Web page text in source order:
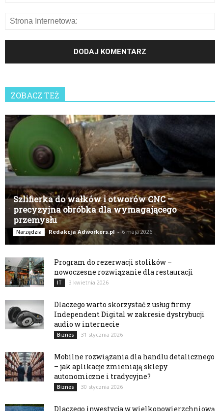
ZOBACZ TEŻ
Szlifierka do wałków i otworów CNC –
precyzyjna obróbka dla wymagającego
przemysłu
Narzędzia Redakcja Adworkers.pl - 6 maja 2026
Program do rezerwacji stolików –
nowoczesne rozwiązanie dla restauracji
IT 3 kwietnia 2026
Dlaczego warto skorzystać z usług firmy
Independent Digital w zakresie dystrybucji
audio w internecie
Biznes 31 stycznia 2026
Mobilne rozwiązania dla handlu detalicznego
– jak aplikacje zmieniają sklepy
autonomiczne i tradycyjne?
Biznes 30 stycznia 2026
Dlaczego inwestycja w wielkopowierzchniową